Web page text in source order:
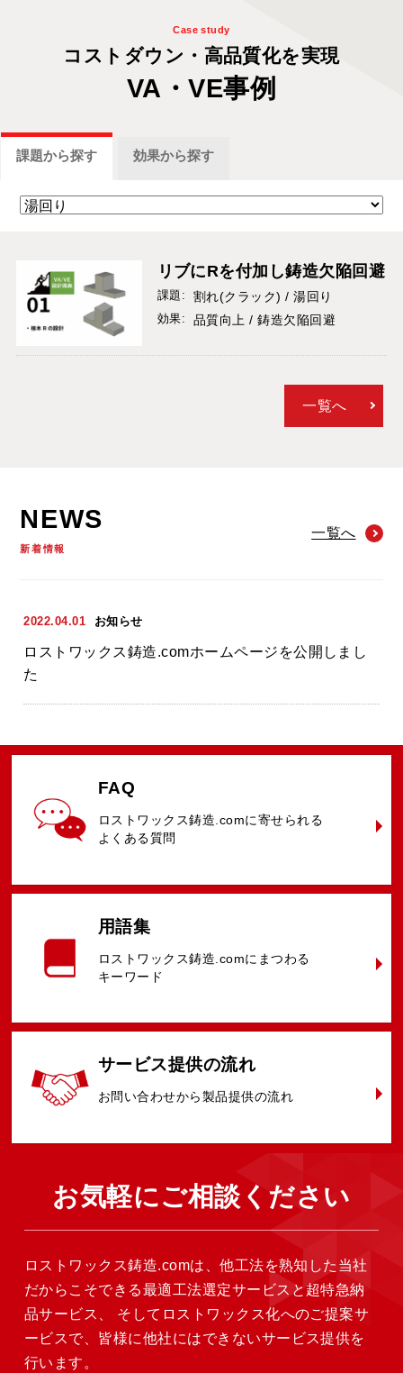
Case study
コストダウン・ 高品質化を実現
VA・VE事例
課題から探す 効果から探す
リブにRを付加し鋳造欠陥回避
課題: 割れ(クラック) / 湯回り
効果: 品質向上 / 鋳造欠陥回避
一覧へ
NEWS
新着情報
一覧へ
2022.04.01 お知らせ
ロストワックス鋳造.comホームページを公開しまし
た
FAQ
ロストワックス鋳造.comに寄せられる
よくある質問
用語集
ロストワックス鋳造.comに まつわる
キーワード
サービス提供の流れ
お問い合わせから 製品提供の流れ
お気軽にご相談ください
ロストワックス鋳造.comは、他工法を熟知した当社
だからこそできる最適工法選定サービスと超特急納
品サービス、
そしてロストワックス化へのご提案サ
ービスで、皆様に他社にはできないサービス提供を
行います。